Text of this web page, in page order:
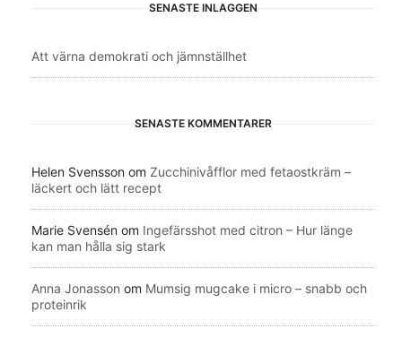
SENASTE INLÄGGEN
Att värna demokrati och jämnställhet
SENASTE KOMMENTARER
Helen Svensson om Zucchinivåfflor med fetaostkräm –
läckert och lätt recept
Marie Svensén om Ingefärsshot med citron – Hur länge
kan man hålla sig stark
Anna Jonasson om Mumsig mugcake i micro – snabb och
proteinrik